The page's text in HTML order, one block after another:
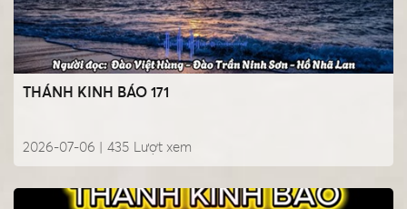
THÁNH KINH BÁO 171
2026-07-06 | Lượt xem
435